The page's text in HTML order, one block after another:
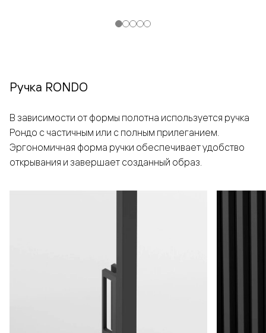
Ручка RONDO
В зависимости от формы полотна используется ручка
Рондо с частичным или с полным прилеганием.
Эргономичная форма ручки обеспечивает удобство
открывания и завершает созданный образ.